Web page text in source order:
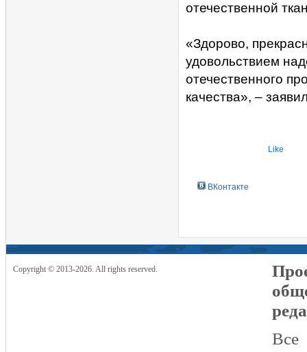
отечественной
«Здорово,
удовольствием
отечественного
качества», –
Like
ВКонтакте
Copyright © 2013-2026. All rights reserved.